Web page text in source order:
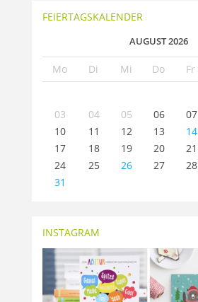
FEIERTAGSKALENDER
AUGUST 2026
Mo Di Mi Do Fr
03
04 05 06 07
10
11 12 13 14
17
18 19 20 21
24
25 26 27 28
31
INSTAGRAM